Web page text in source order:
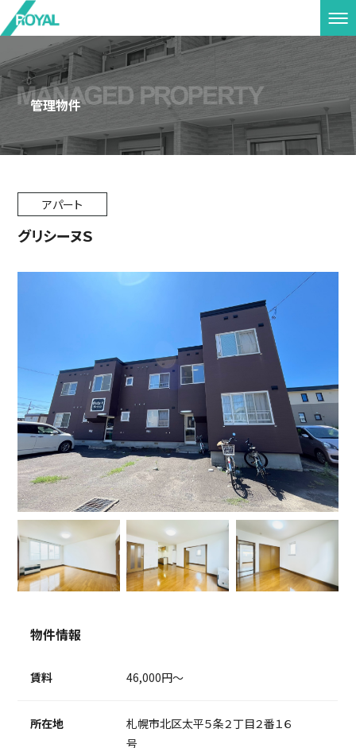
管理物件
アパート
グリシーヌＳ
物件情報
賃料 46,000円～
所在地
札幌市北区太平５条２丁目２番１６
号